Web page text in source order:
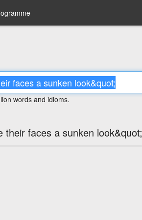
words and idioms.
faces a sunken look&quot;